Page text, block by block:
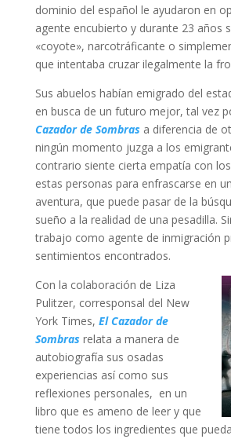
dominio del español le ayudaron en
agente encubierto y durante 23 años
«coyote», narcotráficante o
que intentaba cruzar ilegalmente la
Sus abuelos habían emigrado del
en busca de un futuro mejor, tal vez
Cazador de Sombras a diferencia de
ningún momento juzga a los
contrario siente cierta empatía con
estas personas para enfrascarse en
aventura, que puede pasar de la
sueño a la realidad de una pesadilla.
trabajo como agente de inmigración
sentimientos encontrados.
Con la colaboración de Liza
Pulitzer, corresponsal del New
York Times, El Cazador de
Sombras relata a manera de
autobiografía sus osadas
experiencias así como sus
reflexiones personales, en un
libro que es ameno de leer y que
tiene todos los ingredientes que